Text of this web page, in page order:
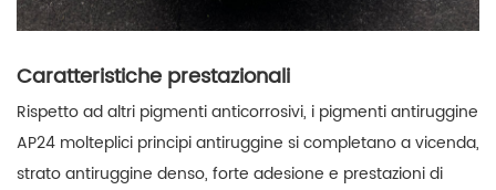
Caratteristiche prestazionali
Rispetto ad altri pigmenti anticorrosivi, i pigmenti antiruggine
AP24 molteplici principi antiruggine si completano a vicenda,
strato antiruggine denso, forte adesione e prestazioni di